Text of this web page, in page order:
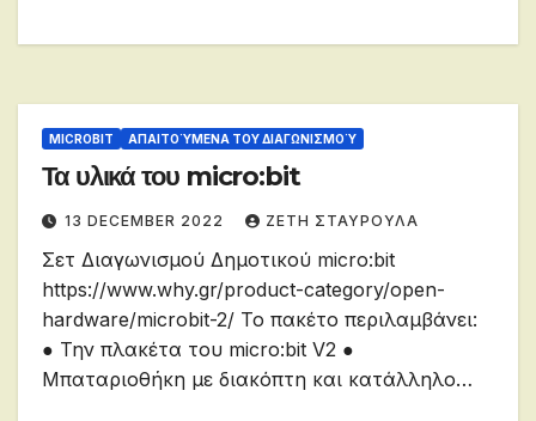
MICROBIT ΑΠΑΙΤΟΎΜΕΝΑ ΤΟΥ ΔΙΑΓΩΝΙΣΜΟΎ
Τα υλικά του micro:bit
13 DECEMBER 2022 ΖΕΤΗ ΣΤΑΥΡΟΥΛΑ
Σετ Διαγωνισμού Δημοτικού micro:bit
https://www.why.gr/product-category/open-
hardware/microbit-2/ Το πακέτο περιλαμβάνει:
● Την πλακέτα του micro:bit V2 ●
Μπαταριοθήκη με διακόπτη και κατάλληλο…